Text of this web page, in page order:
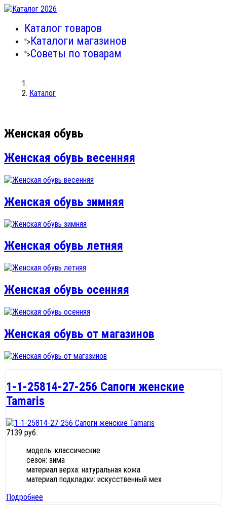
Каталог товаров
">Каталоги магазинов
">Советы по товарам
Каталог
Женская обувь
Женская обувь весенняя
Женская обувь зимняя
Женская обувь летняя
Женская обувь осенняя
Женская обувь от магазинов
1-1-25814-27-256 Сапоги женские
Tamaris
7139 руб.
модель: классические
сезон: зима
материал верха: натуральная кожа
материал подкладки: искусственный мех
Подробнее